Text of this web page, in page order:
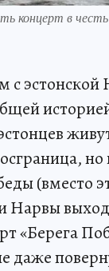
концерт в
с
(вместо
Нарвы
«Берега
даже